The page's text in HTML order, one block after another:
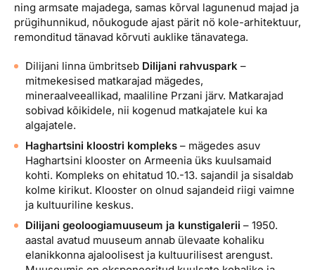
ning armsate majadega, samas kõrval lagunenud majad ja
prügihunnikud, nõukogude ajast pärit nö kole-arhitektuur,
remonditud tänavad kõrvuti auklike tänavatega.
Dilijani linna ümbritseb Dilijani rahvuspark –
mitmekesised matkarajad mägedes,
mineraalveeallikad, maaliline Przani järv. Matkarajad
sobivad kõikidele, nii kogenud matkajatele kui ka
algajatele.
Haghartsini kloostri kompleks – mägedes asuv
Haghartsini klooster on Armeenia üks kuulsamaid
kohti. Kompleks on ehitatud 10.-13. sajandil ja sisaldab
kolme kirikut. Klooster on olnud sajandeid riigi vaimne
ja kultuuriline keskus.
Dilijani geoloogiamuuseum ja kunstigalerii – 1950.
aastal avatud muuseum annab ülevaate kohaliku
elanikkonna ajaloolisest ja kultuurilisest arengust.